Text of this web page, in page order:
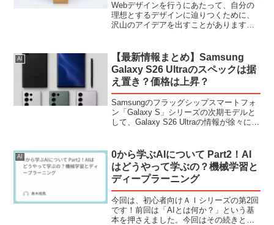
Webデザインを行うにあたって、自分の
理想とするデザインに辿りつくために、
沢山のアイデアを出すことがありますよ
ることができます。今回はそんな、AIが
デザインを出力して...
AI
【最新情報まとめ】Samsung
Galaxy S26 Ultraのスペックは据
え置き？価格は上昇？
Samsungのフラッグシップスマートフォ
ン「Galaxy S」シリーズの次期モデルと
して、Galaxy S26 Ultraの情報が徐々に明
現するデバイスとして注目を集...
AI
0から学ぶAIについて Part2！AI
はどうやって学ぶの？機械学習と
ディープラーニング
今回は、初心者向けＡＩシリーズの第2回
です！前回は「AIとは何か？」という基
本を押さえました。今回はその続きとし